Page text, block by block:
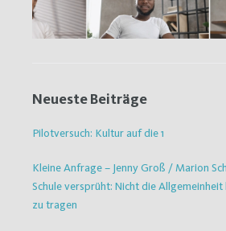
Neueste Beiträge
Pilotversuch: Kultur auf die 1
Kleine Anfrage – Jenny Groß / Marion
Schule versprüht: Nicht die
zu tragen